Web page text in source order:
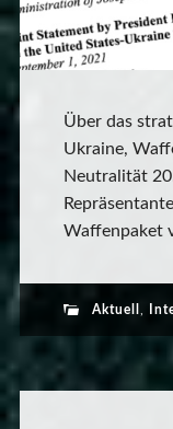
Über das
Ukraine,
Neutralität
Waffenpaket
Aktuell ,